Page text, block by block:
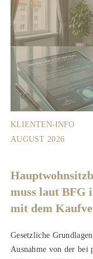
KLIENTEN-INFO
AUGUST 2026
muss laut BFG
mit dem
Gesetzliche
Ausnahme von der bei